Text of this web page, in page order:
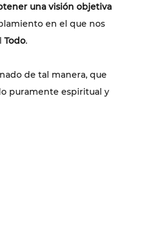
una visión objetiva
en el que nos
Todo.
de tal manera, que
puramente espiritual y